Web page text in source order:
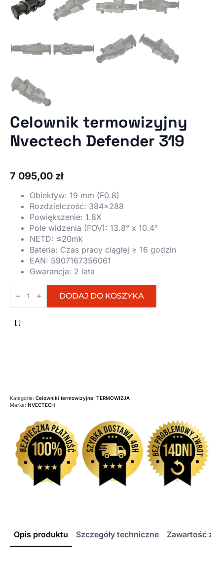
Celownik termowizyjny
Nvectech Defender 319
7 095,00 zł
Obiektyw: 19 mm (F0.8)
Rozdzielczość: 384×288
Powiększenie: 1.8X
Pole widzenia (FOV): 13.8° x 10.4°
NETD: ≤20mk
Bateria: Czas pracy ciągłej ≥ 16 godzin
EAN: 5907167356061
Gwarancja: 2 lata
ilość
Celownik
termowizyjny
DODAJ DO KOSZYKA
Kategorie: Celowniki termowizyjne, TERMOWIZJA
Marka: NVECTECH
Opis produktu Szczegóły techniczne Zawartość